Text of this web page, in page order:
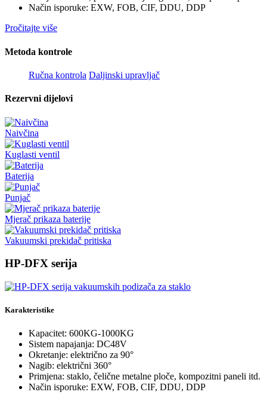
Način isporuke: EXW, FOB, CIF, DDU, DDP
Pročitajte više
Metoda kontrole
Ručna kontrola Daljinski upravljač
Rezervni dijelovi
Naivčina
Kuglasti ventil
Baterija
Punjač
Mjerač prikaza baterije
Vakuumski prekidač pritiska
HP-DFX serija
Karakteristike
Kapacitet: 600KG-1000KG
Sistem napajanja: DC48V
Okretanje: električno za 90°
Nagib: električni 360°
Primjena: staklo, čelične metalne ploče, kompozitni paneli itd.
Način isporuke: EXW, FOB, CIF, DDU, DDP